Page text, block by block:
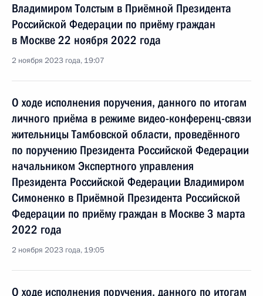
Владимиром Толстым в Приёмной Президента
Российской Федерации по приёму граждан
в Москве 22 ноября 2022 года
2 ноября 2023 года, 19:07
О ходе исполнения поручения, данного по итогам
личного приёма в режиме видео-конференц-связи
жительницы Тамбовской области, проведённого
по поручению Президента Российской Федерации
начальником Экспертного управления
Президента Российской Федерации Владимиром
Симоненко в Приёмной Президента Российской
Федерации по приёму граждан в Москве 3 марта
2022 года
2 ноября 2023 года, 19:05
О ходе исполнения поручения, данного по итогам